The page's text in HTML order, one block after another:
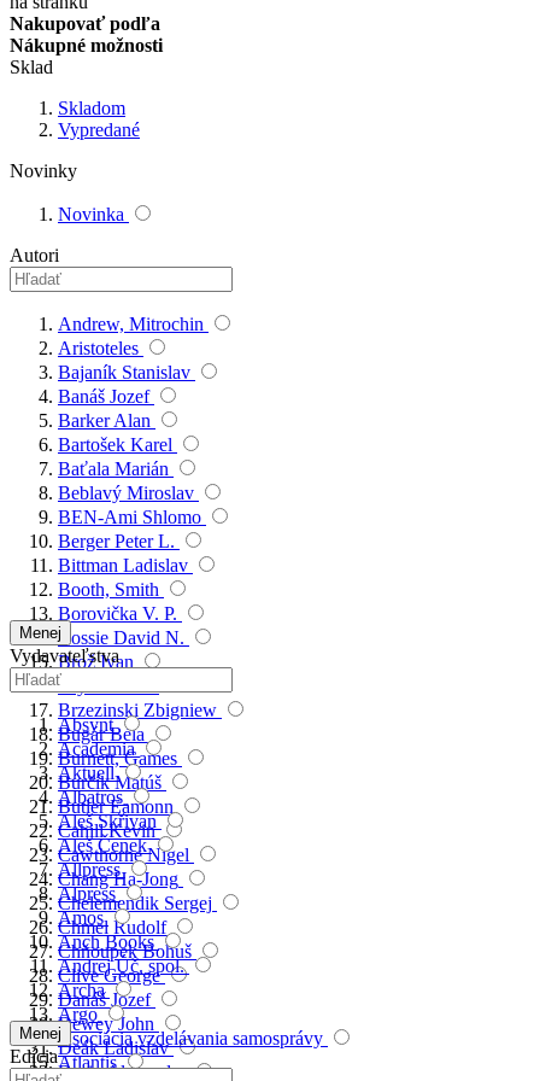
Nakupovať podľa
Nákupné možnosti
Sklad
Skladom
Vypredané
Novinky
Novinka
Autori
Andrew, Mitrochin
Aristoteles
Bajaník Stanislav
Banáš Jozef
Barker Alan
Bartošek Karel
Baťala Marián
Beblavý Miroslav
BEN-Ami Shlomo
Berger Peter L.
Bittman Ladislav
Booth, Smith
Borovička V. P.
Bossie David N.
Brož Ivan
Bryce James
Brzezinski Zbigniew
Bugár Béla
Burnett, Games
Burčík Matúš
Butler Eamonn
Cahill Kevin
Cawthorne Nigel
Chang Ha-Jong
Chelemendik Sergej
Chmel Rudolf
Chňoupek Bohuš
Clive George
Danáš Jozef
Dewey John
Deák Ladislav
Dorin Alexander
Menej
Vydavateľstva
Absynt
Academia
Aktuell
Albatros
Aleš Skřivan
Aleš Čenek
Allpress
Alpress
Amos
Anch Books
Andrej Úč. spol.
Archa
Argo
Asociácia vzdelávania samosprávy
Atlantis
Menej
Edícia